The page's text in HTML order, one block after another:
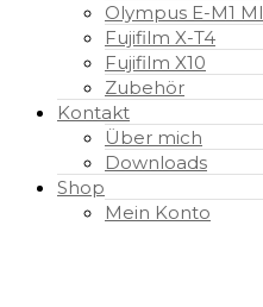
Olympus E-M1
Fujifilm X-T4
Fujifilm X10
Zubehör
Kontakt
Über mich
Downloads
Shop
Mein Konto